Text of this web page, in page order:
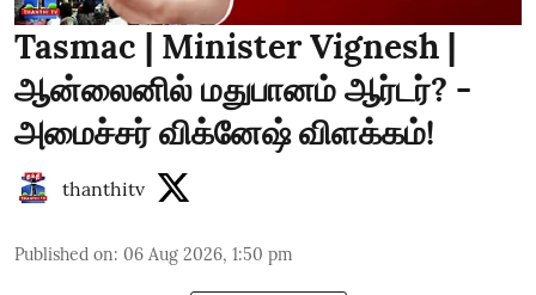
Tasmac | Minister Vignesh |
ஆன்லைனில் மதுபானம் ஆர்டர்? -
அமைச்சர் விக்னேஷ் விளக்கம்!
thanthitv
Published on: 06 Aug 2026, 1:50 pm